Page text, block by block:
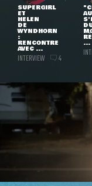
SUPERGIRL
ET
HELEN
DE
WYNDHORN
:
RENCONTRE
AVEC ...
INTERVIEW 4
...